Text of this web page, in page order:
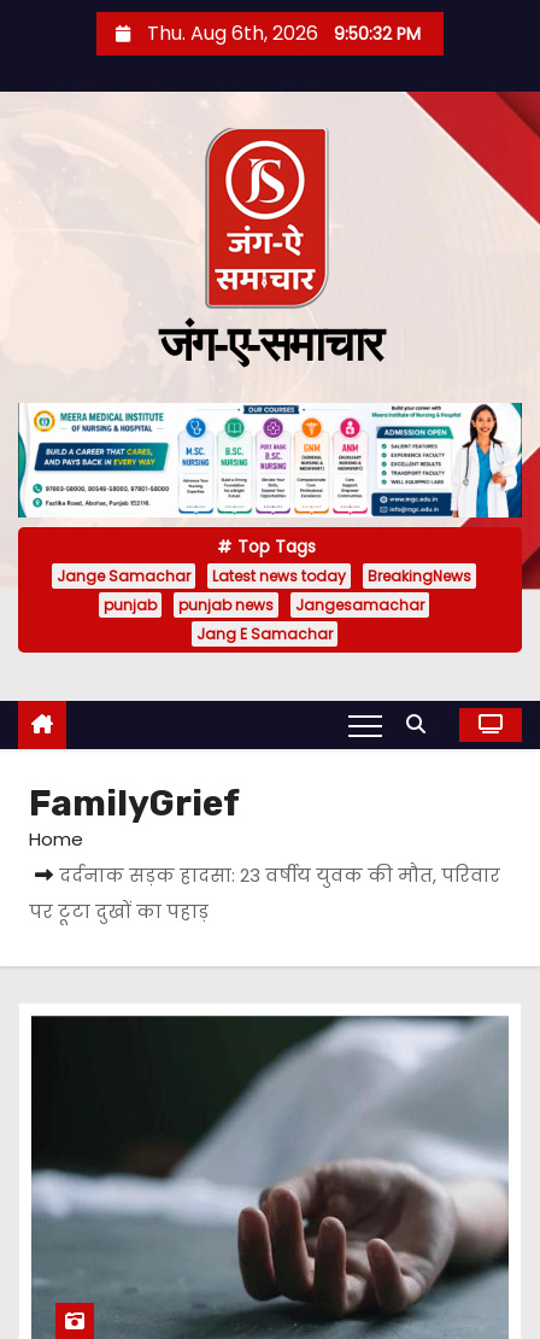
Thu. Aug 6th, 2026 9:50:33 PM
जंग-ए-समाचार
Top Tags
Jange Samachar Latest news today
BreakingNews
punjab
punjab news
Jangesamachar
Jang E Samachar
FamilyGrief
Home
दर्दनाक सड़क हादसा: 23 वर्षीय युवक की मौत, परिवार
पर टूटा दुखों का पहाड़